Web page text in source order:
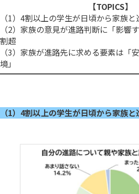
【TOPICS】
（1）4割以上の学生が日頃から家族
（2）家族の意見が進路判断に「影響
割超
（3）家族が進路先に求める要素は「
境」
（1）4割以上の学生が日頃から家族